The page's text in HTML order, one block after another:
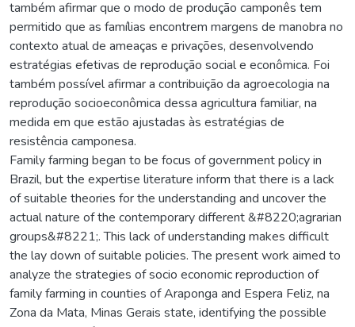
também afirmar que o modo de produção camponês tem
permitido que as famílias encontrem margens de manobra no
contexto atual de ameaças e privações, desenvolvendo
estratégias efetivas de reprodução social e econômica. Foi
também possível afirmar a contribuição da agroecologia na
reprodução socioeconômica dessa agricultura familiar, na
medida em que estão ajustadas às estratégias de
resistência camponesa.
Family farming began to be focus of government policy in
Brazil, but the expertise literature inform that there is a lack
of suitable theories for the understanding and uncover the
actual nature of the contemporary different &#8220;agrarian
groups&#8221;. This lack of understanding makes difficult
the lay down of suitable policies. The present work aimed to
analyze the strategies of socio economic reproduction of
family farming in counties of Araponga and Espera Feliz, na
Zona da Mata, Minas Gerais state, identifying the possible